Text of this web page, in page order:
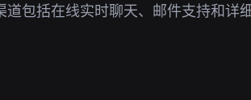
包括在线实时聊天、邮件支持和详